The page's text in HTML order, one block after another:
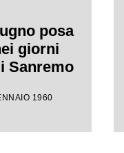
posa
giorni
Sanremo
1960